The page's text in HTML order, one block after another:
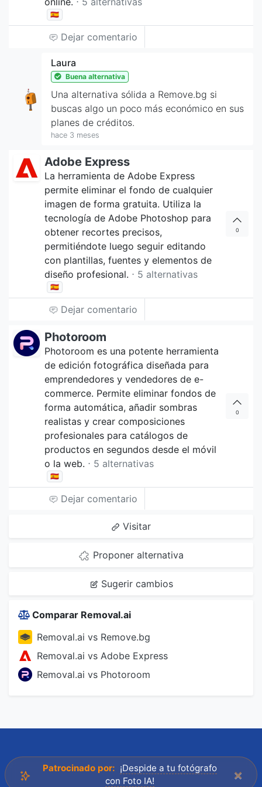
🇪🇸
Dejar comentario
Laura
Buena alternativa
Una alternativa sólida a Remove.bg si
buscas algo un poco más económico en sus
planes de créditos.
hace 3 meses
Adobe Express
La herramienta de Adobe Express
permite eliminar el fondo de cualquier
imagen de forma gratuita. Utiliza la
tecnología de Adobe Photoshop para
obtener recortes precisos,
permitiéndote luego seguir editando
con plantillas, fuentes y elementos de
diseño profesional. ⋅ 5 alternativas
🇪🇸
0
Dejar comentario
Photoroom
Photoroom es una potente herramienta
de edición fotográfica diseñada para
emprendedores y vendedores de e-
commerce. Permite eliminar fondos de
forma automática, añadir sombras
realistas y crear composiciones
profesionales para catálogos de
productos en segundos desde el móvil
o la web. ⋅ 5 alternativas
🇪🇸
0
Dejar comentario
Visitar
Proponer alternativa
Sugerir cambios
Comparar Removal.ai
Removal.ai vs Remove.bg
Removal.ai vs Adobe Express
Removal.ai vs Photoroom
Patrocinado por: ¡Despide a tu fotógrafo
con Foto IA!
×